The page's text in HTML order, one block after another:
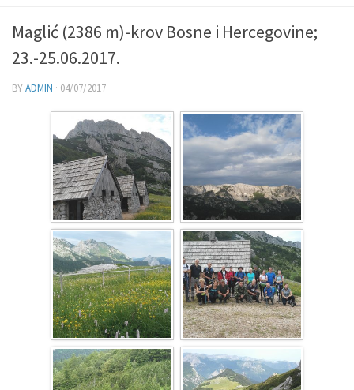
Maglić (2386 m)-krov Bosne i Hercegovine;
23.-25.06.2017.
BYADMIN · 04/07/2017